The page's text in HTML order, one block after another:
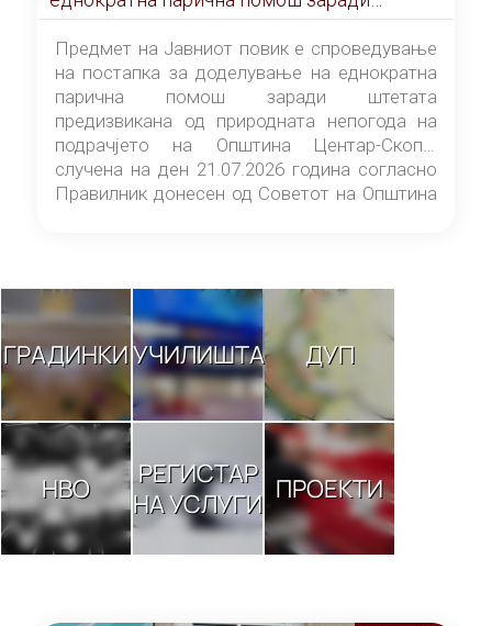
штетата предизвикана од природната
непогода на подрачјето на Општина
Центар-Скопје случена на ден 21.07.2026
година
Предмет на Јавниот повик е спроведување
на постапка за доделување на еднократна
парична помош заради штетата
предизвикана од природната непогода на
подрачјето на Општина Центар-Скопје
случена на ден 21.07.2026 година согласно
Правилник донесен од Советот на Општина
ГРАДИНКИУЧИЛИШТА ДУП
НВО
РЕГИСТАР
НА УСЛУГИ ПРОЕКТИ